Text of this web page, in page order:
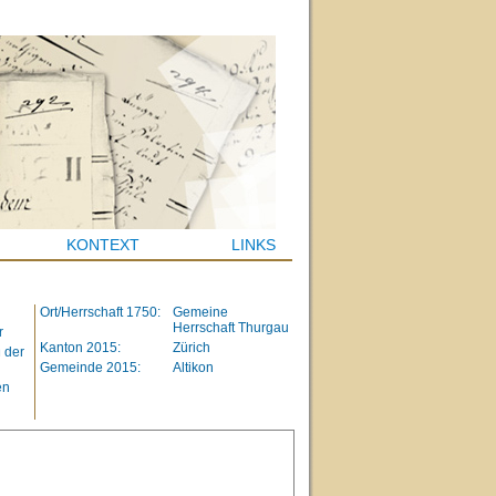
KONTEXT LINKS
der
Ort/Herrschaft 1750:
Gemeine
Herrschaft Thurgau
Kanton 2015:
Zürich
Gemeinde 2015:
Altikon